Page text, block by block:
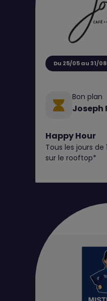
Du 25/05 au 31/08
Bon plan
Joseph
Happy Hour
Tous les jours de
sur le rooftop*